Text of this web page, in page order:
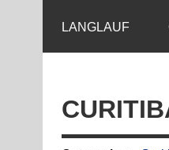
LANGLAUF